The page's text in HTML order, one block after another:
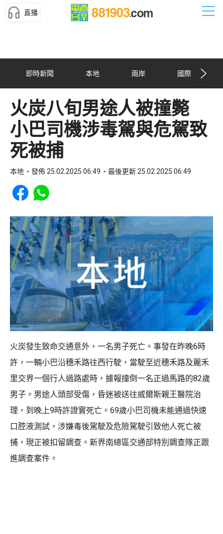
直播
即時新聞 本地 兩岸 國際
火炭八旬男途人被撞斃
小巴司機涉毒駕與危駕致
死被捕
本地 發佈 25.02.2025 06:49 最後更新 25.02.2025 06:49
Share to Facebook
Share to WhatsApp
火炭發生致命交通意外，一名男子死亡。事發在昨晚6時
許，一輛小巴沿穗禾路往西行駛，當駛至近穗禾路及麗禾
里交界一個行人過路處時，據報撞倒一名正過馬路的82歲
男子。男途人頭部受傷，昏迷被送往威爾斯親王醫院治
理，到晚上9時許證實死亡。69歲小巴司機未能通過快速
口腔液測試，涉嫌毒後駕駛及危險駕駛引致他人死亡被
捕，現正被扣留調查。新界南總區交通部特別調查隊正跟
進調查案件。